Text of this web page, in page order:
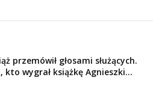
przemówił głosami służących.
kto wygrał książkę Agnieszki...